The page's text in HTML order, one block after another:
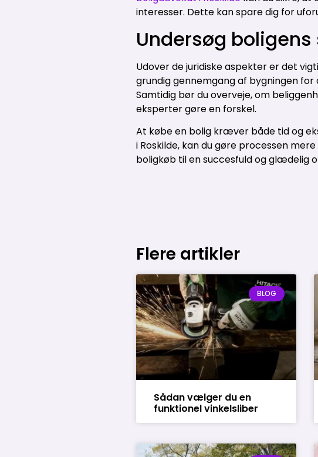
interesser. Dette kan spare dig for
Undersøg
Udover de juridiske aspekter er det
grundig gennemgang af bygningen
Samtidig bør du overveje, om
eksperter gøre en forskel.
At købe en bolig kræver både tid og
i Roskilde, kan du gøre processen
boligkøb til en succesfuld og glædelig
Flere artikler
BLOG
Sådan vælger du en
funktionel vinkelsliber